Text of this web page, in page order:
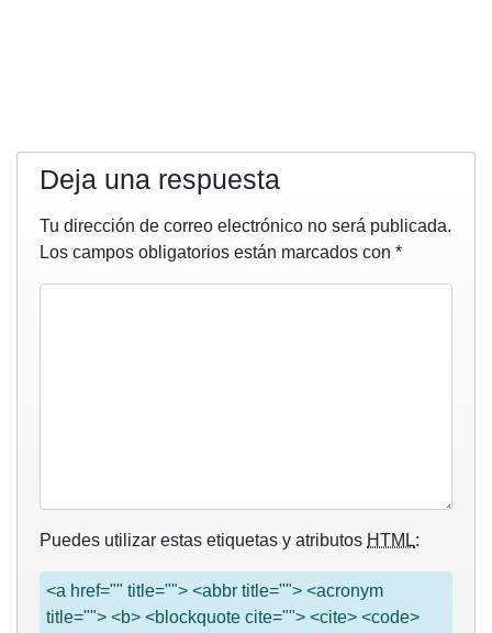
Deja una respuesta
Tu dirección de correo electrónico no será publicada.
Los campos obligatorios están marcados con *
Puedes utilizar estas etiquetas y atributos HTML:
<a href="" title=""> <abbr title=""> <acronym
title=""> <b> <blockquote cite=""> <cite> <code>